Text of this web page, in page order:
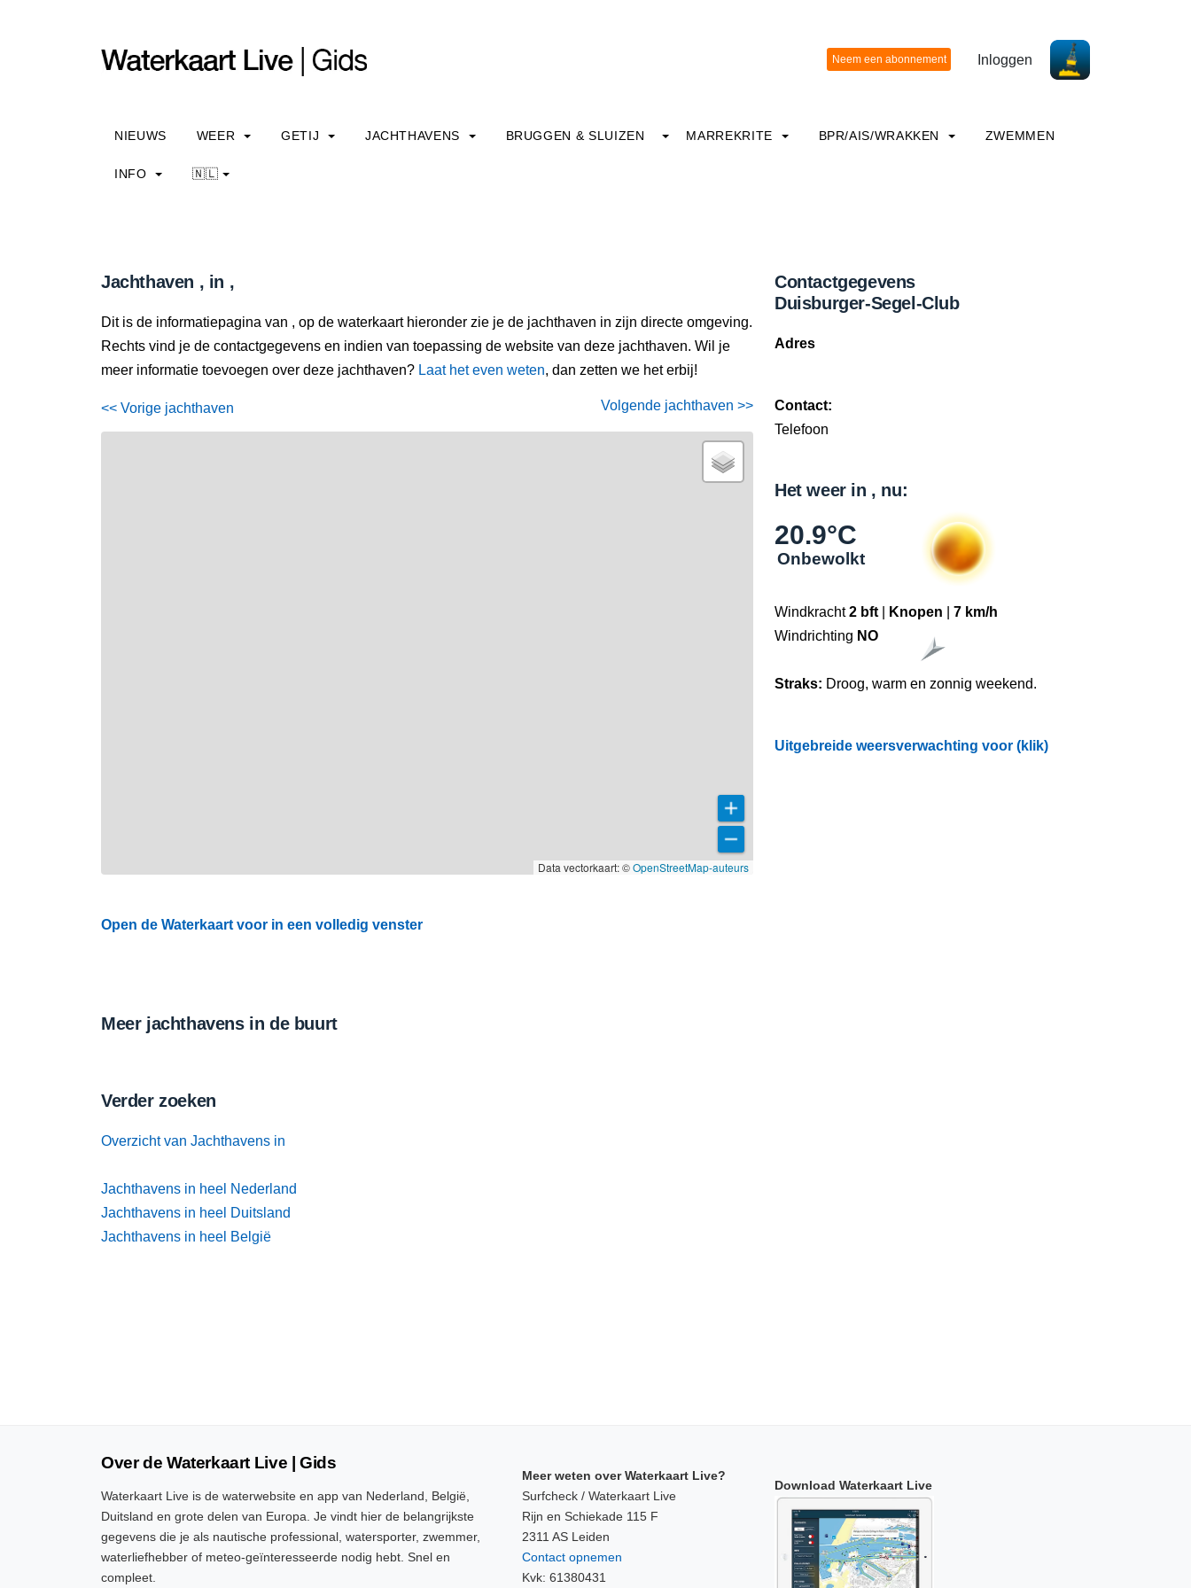
Inloggen
NIEUWS WEER GETIJ JACHTHAVENS BRUGGEN & SLUIZEN MARREKRITE BPR/AIS/WRAKKEN ZWEMMEN
INFO 🇳🇱
Jachthaven , in ,
Dit is de informatiepagina van , op de waterkaart hieronder zie je de jachthaven in zijn directe omgeving.
Rechts vind je de contactgegevens en indien van toepassing de website van deze jachthaven. Wil je
meer informatie toevoegen over deze jachthaven? Laat het even weten, dan zetten we het erbij!
<< Vorige jachthaven Volgende jachthaven >>
Data vectorkaart: ©OpenStreetMap-auteurs
Open de Waterkaart voor in een volledig venster
Meer jachthavens in de buurt
Verder zoeken
Overzicht van Jachthavens in
Jachthavens in heel Nederland
Jachthavens in heel Duitsland
Jachthavens in heel België
Contactgegevens
Duisburger-Segel-Club
Adres
Contact:
Telefoon
Het weer in , nu:
20.9°C
Onbewolkt
Windkracht2 bft Knopen
7 km/h
Windrichting NO
Straks: Droog, warm en zonnig weekend.
Uitgebreide weersverwachting voor (klik)
Over de Waterkaart Live | Gids
Waterkaart Live is de waterwebsite en app van Nederland, België,
Duitsland en grote delen van Europa. Je vindt hier de belangrijkste
gegevens die je als nautische professional, watersporter, zwemmer,
waterliefhebber of meteo-geïnteresseerde nodig hebt. Snel en
compleet.
Meer weten over Waterkaart Live?
Surfcheck / Waterkaart Live
Rijn en Schiekade 115 F
2311 AS Leiden
Contact opnemen
Kvk: 61380431
Download Waterkaart Live